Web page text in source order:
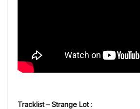
Tracklist – Strange Lot: